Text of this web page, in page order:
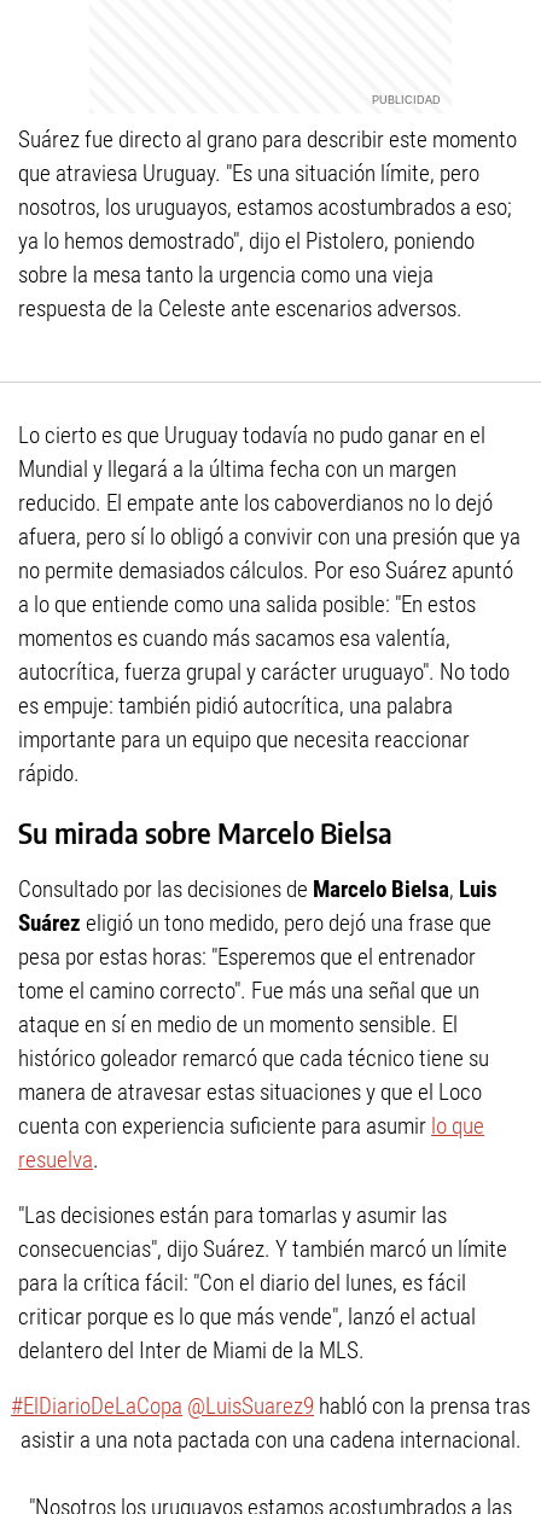
Suárez fue directo al grano para describir este momento
que atraviesa Uruguay. "Es una situación límite, pero
nosotros, los uruguayos, estamos acostumbrados a eso;
ya lo hemos demostrado", dijo el Pistolero, poniendo
sobre la mesa tanto la urgencia como una vieja
respuesta de la Celeste ante escenarios adversos.
Lo cierto es que Uruguay todavía no pudo ganar en el
Mundial y llegará a la última fecha con un margen
reducido. El empate ante los caboverdianos no lo dejó
afuera, pero sí lo obligó a convivir con una presión que ya
no permite demasiados cálculos. Por eso Suárez apuntó
a lo que entiende como una salida posible: "En estos
momentos es cuando más sacamos esa valentía,
autocrítica, fuerza grupal y carácter uruguayo". No todo
es empuje: también pidió autocrítica, una palabra
importante para un equipo que necesita reaccionar
rápido.
Su mirada sobre Marcelo Bielsa
Consultado por las decisiones de Marcelo Bielsa, Luis
Suárez eligió un tono medido, pero dejó una frase que
pesa por estas horas: "Esperemos que el entrenador
tome el camino correcto". Fue más una señal que un
ataque en sí en medio de un momento sensible. El
histórico goleador remarcó que cada técnico tiene su
manera de atravesar estas situaciones y que el Loco
cuenta con experiencia suficiente para asumir lo que
resuelva.
"Las decisiones están para tomarlas y asumir las
consecuencias", dijo Suárez. Y también marcó un límite
para la crítica fácil: "Con el diario del lunes, es fácil
criticar porque es lo que más vende", lanzó el actual
delantero del Inter de Miami de la MLS.
#ElDiarioDeLaCopa @LuisSuarez9 habló con la prensa tras
asistir a una nota pactada con una cadena internacional.
"Nosotros los uruguayos estamos acostumbrados a las